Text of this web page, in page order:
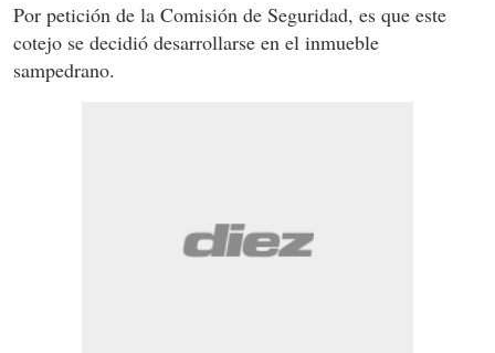
Por petición de la Comisión de Seguridad, es que este
cotejo se decidió desarrollarse en el inmueble
sampedrano.